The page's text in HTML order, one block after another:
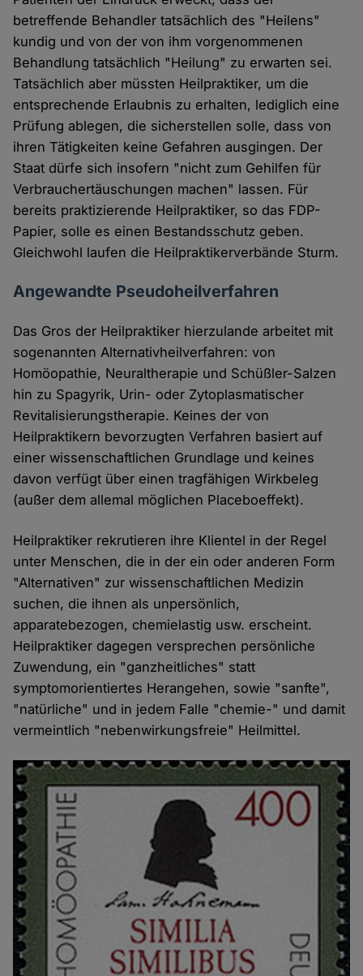
betreffende Behandler tatsächlich des "Heilens"
kundig und von der von ihm vorgenommenen
Behandlung tatsächlich "Heilung" zu erwarten sei.
Tatsächlich aber müssten Heilpraktiker, um die
entsprechende Erlaubnis zu erhalten, lediglich eine
Prüfung ablegen, die sicherstellen solle, dass von
ihren Tätigkeiten keine Gefahren ausgingen. Der
Staat dürfe sich insofern "nicht zum Gehilfen für
Verbrauchertäuschungen machen" lassen. Für
bereits praktizierende Heilpraktiker, so das FDP-
Papier, solle es einen Bestandsschutz geben.
Gleichwohl laufen die Heilpraktikerverbände Sturm.
Angewandte Pseudoheilverfahren
Das Gros der Heilpraktiker hierzulande arbeitet mit
sogenannten Alternativheilverfahren: von
Homöopathie, Neuraltherapie und Schüßler-Salzen
hin zu Spagyrik, Urin- oder Zytoplasmatischer
Revitalisierungstherapie. Keines der von
Heilpraktikern bevorzugten Verfahren basiert auf
einer wissenschaftlichen Grundlage und keines
davon verfügt über einen tragfähigen Wirkbeleg
(außer dem allemal möglichen Placeboeffekt).
Heilpraktiker rekrutieren ihre Klientel in der Regel
unter Menschen, die in der ein oder anderen Form
"Alternativen" zur wissenschaftlichen Medizin
suchen, die ihnen als unpersönlich,
apparatebezogen, chemielastig usw. erscheint.
Heilpraktiker dagegen versprechen persönliche
Zuwendung, ein "ganzheitliches" statt
symptomorientiertes Herangehen, sowie "sanfte",
"natürliche" und in jedem Falle "chemie-" und damit
vermeintlich "nebenwirkungsfreie" Heilmittel.